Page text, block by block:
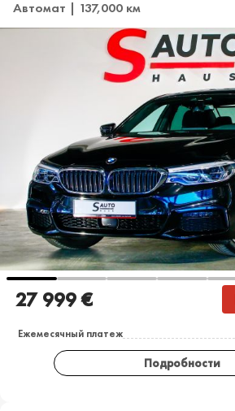
Автомат | 137,000 км
27 999 €
Ежемесячный платеж
Подробности